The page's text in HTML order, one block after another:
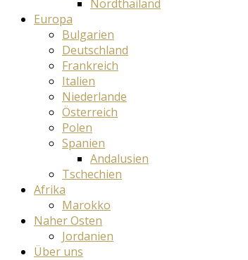
Nordthailand
Europa
Bulgarien
Deutschland
Frankreich
Italien
Niederlande
Österreich
Polen
Spanien
Andalusien
Tschechien
Afrika
Marokko
Naher Osten
Jordanien
Über uns